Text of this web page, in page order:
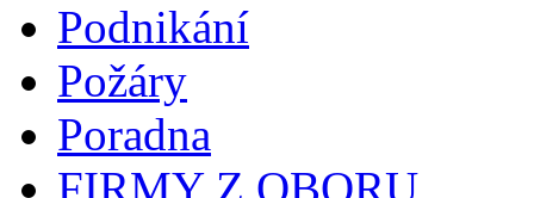
Podnikání
Požáry
Poradna